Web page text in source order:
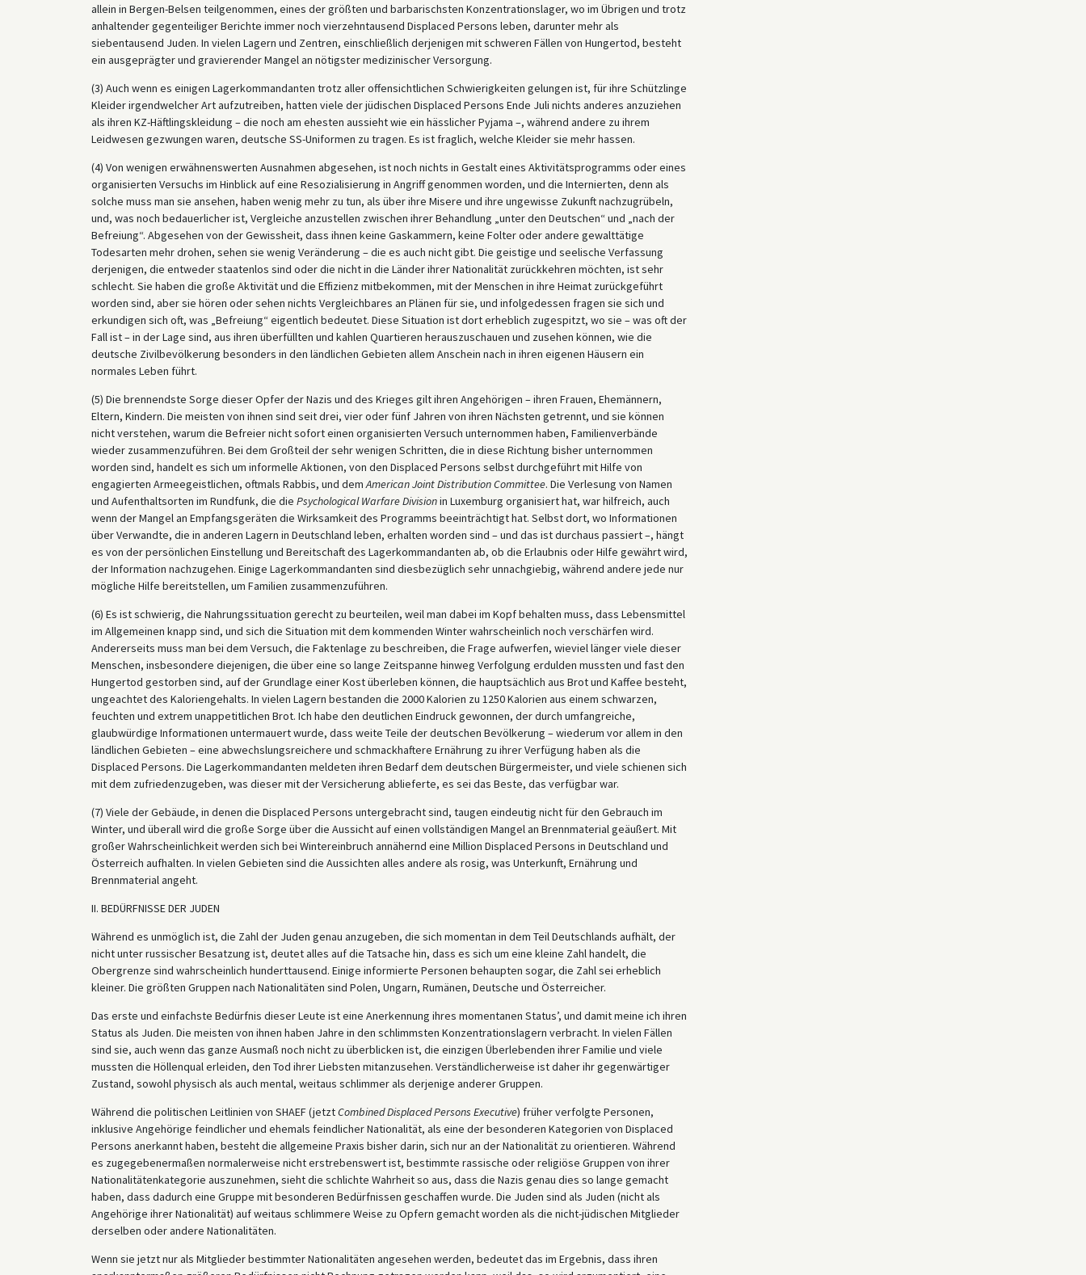
allein in Bergen-Belsen teilgenommen, eines der größten und barbarischsten Konzentrationslager, wo im Übrigen und trotz
anhaltender gegenteiliger Berichte immer noch vierzehntausend Displaced Persons leben, darunter mehr als
siebentausend Juden. In vielen Lagern und Zentren, einschließlich derjenigen mit schweren Fällen von Hungertod, besteht
ein ausgeprägter und gravierender Mangel an nötigster medizinischer Versorgung.
(3) Auch wenn es einigen Lagerkommandanten trotz aller offensichtlichen Schwierigkeiten gelungen ist, für ihre Schützlinge
Kleider irgendwelcher Art aufzutreiben, hatten viele der jüdischen Displaced Persons Ende Juli nichts anderes anzuziehen
als ihren KZ-Häftlingskleidung – die noch am ehesten aussieht wie ein hässlicher Pyjama –, während andere zu ihrem
Leidwesen gezwungen waren, deutsche SS-Uniformen zu tragen. Es ist fraglich, welche Kleider sie mehr hassen.
(4) Von wenigen erwähnenswerten Ausnahmen abgesehen, ist noch nichts in Gestalt eines Aktivitätsprogramms oder eines
organisierten Versuchs im Hinblick auf eine Resozialisierung in Angriff genommen worden, und die Internierten, denn als
solche muss man sie ansehen, haben wenig mehr zu tun, als über ihre Misere und ihre ungewisse Zukunft nachzugrübeln,
und, was noch bedauerlicher ist, Vergleiche anzustellen zwischen ihrer Behandlung „unter den Deutschen“ und „nach der
Befreiung“. Abgesehen von der Gewissheit, dass ihnen keine Gaskammern, keine Folter oder andere gewalttätige
Todesarten mehr drohen, sehen sie wenig Veränderung – die es auch nicht gibt. Die geistige und seelische Verfassung
derjenigen, die entweder staatenlos sind oder die nicht in die Länder ihrer Nationalität zurückkehren möchten, ist sehr
schlecht. Sie haben die große Aktivität und die Effizienz mitbekommen, mit der Menschen in ihre Heimat zurückgeführt
worden sind, aber sie hören oder sehen nichts Vergleichbares an Plänen für sie, und infolgedessen fragen sie sich und
erkundigen sich oft, was „Befreiung“ eigentlich bedeutet. Diese Situation ist dort erheblich zugespitzt, wo sie – was oft der
Fall ist – in der Lage sind, aus ihren überfüllten und kahlen Quartieren herauszuschauen und zusehen können, wie die
deutsche Zivilbevölkerung besonders in den ländlichen Gebieten allem Anschein nach in ihren eigenen Häusern ein
normales Leben führt.
(5) Die brennendste Sorge dieser Opfer der Nazis und des Krieges gilt ihren Angehörigen – ihren Frauen, Ehemännern,
Eltern, Kindern. Die meisten von ihnen sind seit drei, vier oder fünf Jahren von ihren Nächsten getrennt, und sie können
nicht verstehen, warum die Befreier nicht sofort einen organisierten Versuch unternommen haben, Familienverbände
wieder zusammenzuführen. Bei dem Großteil der sehr wenigen Schritten, die in diese Richtung bisher unternommen
worden sind, handelt es sich um informelle Aktionen, von den Displaced Persons selbst durchgeführt mit Hilfe von
engagierten Armeegeistlichen, oftmals Rabbis, und demAmerican Joint Distribution Committee. Die Verlesung von Namen
und Aufenthaltsorten im Rundfunk, die die Psychological Warfare Divisionin Luxemburg organisiert hat, war hilfreich, auch
wenn der Mangel an Empfangsgeräten die Wirksamkeit des Programms beeinträchtigt hat. Selbst dort, wo Informationen
über Verwandte, die in anderen Lagern in Deutschland leben, erhalten worden sind – und das ist durchaus passiert –, hängt
es von der persönlichen Einstellung und Bereitschaft des Lagerkommandanten ab, ob die Erlaubnis oder Hilfe gewährt wird,
der Information nachzugehen. Einige Lagerkommandanten sind diesbezüglich sehr unnachgiebig, während andere jede nur
mögliche Hilfe bereitstellen, um Familien zusammenzuführen.
(6) Es ist schwierig, die Nahrungssituation gerecht zu beurteilen, weil man dabei im Kopf behalten muss, dass Lebensmittel
im Allgemeinen knapp sind, und sich die Situation mit dem kommenden Winter wahrscheinlich noch verschärfen wird.
Andererseits muss man bei dem Versuch, die Faktenlage zu beschreiben, die Frage aufwerfen, wieviel länger viele dieser
Menschen, insbesondere diejenigen, die über eine so lange Zeitspanne hinweg Verfolgung erdulden mussten und fast den
Hungertod gestorben sind, auf der Grundlage einer Kost überleben können, die hauptsächlich aus Brot und Kaffee besteht,
ungeachtet des Kaloriengehalts. In vielen Lagern bestanden die 2000 Kalorien zu 1250 Kalorien aus einem schwarzen,
feuchten und extrem unappetitlichen Brot. Ich habe den deutlichen Eindruck gewonnen, der durch umfangreiche,
glaubwürdige Informationen untermauert wurde, dass weite Teile der deutschen Bevölkerung – wiederum vor allem in den
ländlichen Gebieten – eine abwechslungsreichere und schmackhaftere Ernährung zu ihrer Verfügung haben als die
Displaced Persons. Die Lagerkommandanten meldeten ihren Bedarf dem deutschen Bürgermeister, und viele schienen sich
mit dem zufriedenzugeben, was dieser mit der Versicherung ablieferte, es sei das Beste, das verfügbar war.
(7) Viele der Gebäude, in denen die Displaced Persons untergebracht sind, taugen eindeutig nicht für den Gebrauch im
Winter, und überall wird die große Sorge über die Aussicht auf einen vollständigen Mangel an Brennmaterial geäußert. Mit
großer Wahrscheinlichkeit werden sich bei Wintereinbruch annähernd eine Million Displaced Persons in Deutschland und
Österreich aufhalten. In vielen Gebieten sind die Aussichten alles andere als rosig, was Unterkunft, Ernährung und
Brennmaterial angeht.
II. BEDÜRFNISSE DER JUDEN
Während es unmöglich ist, die Zahl der Juden genau anzugeben, die sich momentan in dem Teil Deutschlands aufhält, der
nicht unter russischer Besatzung ist, deutet alles auf die Tatsache hin, dass es sich um eine kleine Zahl handelt, die
Obergrenze sind wahrscheinlich hunderttausend. Einige informierte Personen behaupten sogar, die Zahl sei erheblich
kleiner. Die größten Gruppen nach Nationalitäten sind Polen, Ungarn, Rumänen, Deutsche und Österreicher.
Das erste und einfachste Bedürfnis dieser Leute ist eine Anerkennung ihres momentanen Status’, und damit meine ich ihren
Status als Juden. Die meisten von ihnen haben Jahre in den schlimmsten Konzentrationslagern verbracht. In vielen Fällen
sind sie, auch wenn das ganze Ausmaß noch nicht zu überblicken ist, die einzigen Überlebenden ihrer Familie und viele
mussten die Höllenqual erleiden, den Tod ihrer Liebsten mitanzusehen. Verständlicherweise ist daher ihr gegenwärtiger
Zustand, sowohl physisch als auch mental, weitaus schlimmer als derjenige anderer Gruppen.
Während die politischen Leitlinien von SHAEF (jetztCombined Displaced Persons Executive) früher verfolgte Personen,
inklusive Angehörige feindlicher und ehemals feindlicher Nationalität, als eine der besonderen Kategorien von Displaced
Persons anerkannt haben, besteht die allgemeine Praxis bisher darin, sich nur an der Nationalität zu orientieren. Während
es zugegebenermaßen normalerweise nicht erstrebenswert ist, bestimmte rassische oder religiöse Gruppen von ihrer
Nationalitätenkategorie auszunehmen, sieht die schlichte Wahrheit so aus, dass die Nazis genau dies so lange gemacht
haben, dass dadurch eine Gruppe mit besonderen Bedürfnissen geschaffen wurde. Die Juden sind als Juden (nicht als
Angehörige ihrer Nationalität) auf weitaus schlimmere Weise zu Opfern gemacht worden als die nicht-jüdischen Mitglieder
derselben oder andere Nationalitäten.
Wenn sie jetzt nur als Mitglieder bestimmter Nationalitäten angesehen werden, bedeutet das im Ergebnis, dass ihren